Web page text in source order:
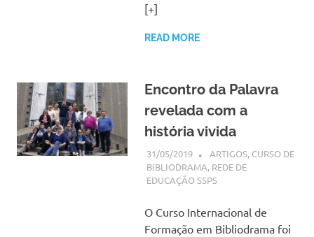
[+]
READ MORE
Encontro da Palavra
revelada com a
história vivida
31/05/2019 SSPS BRASIL
ARTIGOS, CURSO DE
BIBLIODRAMA, REDE DE
EDUCAÇÃO SSPS
O Curso Internacional de
Formação em Bibliodrama foi